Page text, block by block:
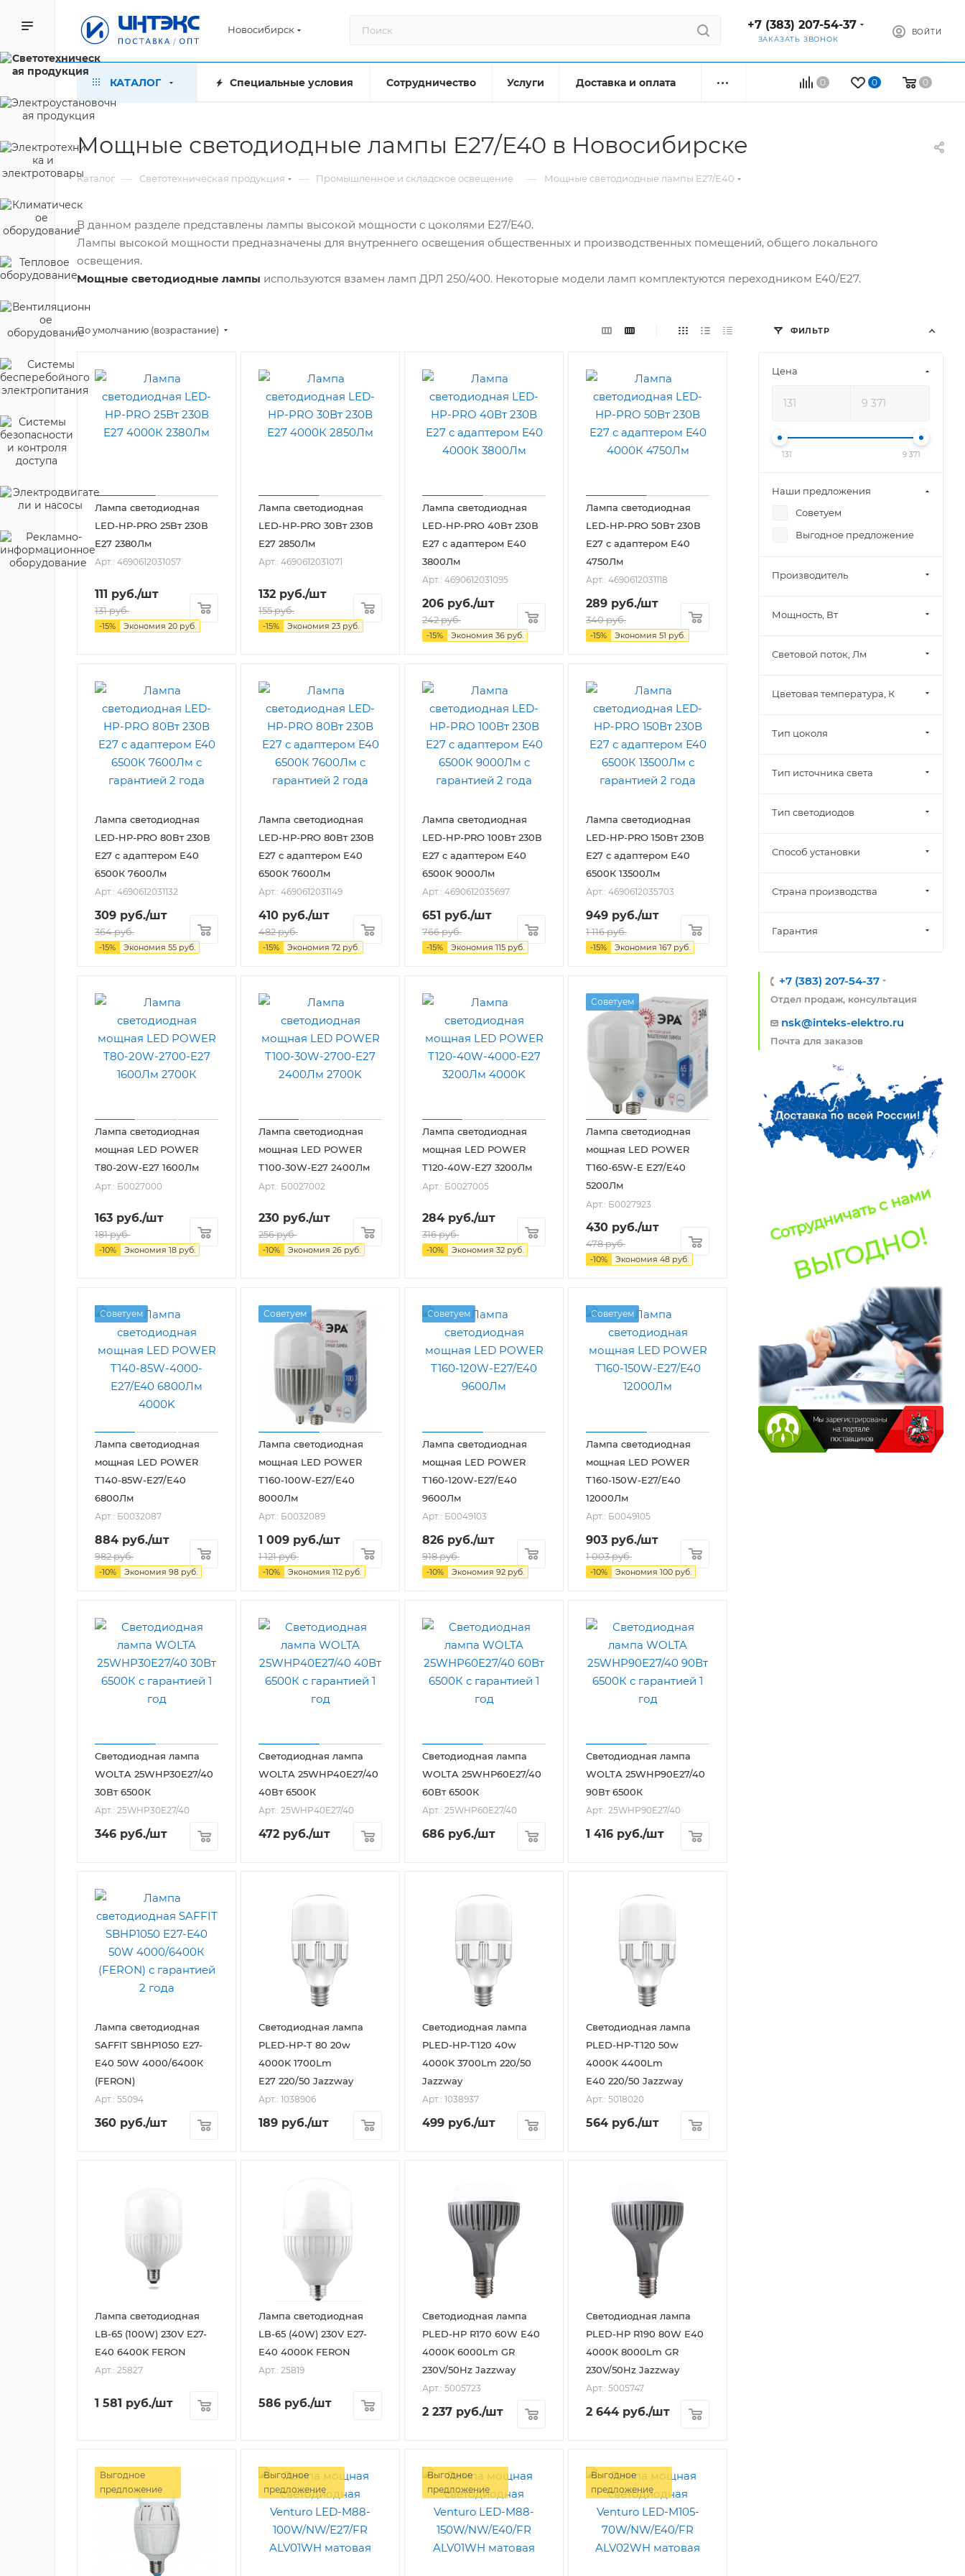
Новосибирск +7 (383) 207-54-37
ЗАКАЗАТЬ ЗВОНОК
ВОЙТИ
0 0 0
КАТАЛОГ Специальные условия Сотрудничество Услуги Доставка и оплата
Мощные светодиодные лампы E27/E40 в Новосибирске
Каталог — Светотехническая продукция — Промышленное и складское освещение — Мощные светодиодные лампы E27/E40
В данном разделе представлены лампы высокой мощности с цоколями E27/E40.
Лампы высокой мощности предназначены для внутреннего освещения общественных и производственных помещений, общего локального
освещения.
Мощные светодиодные лампы используются взамен ламп ДРЛ 250/400. Некоторые модели ламп комплектуются переходником E40/E27.
По умолчанию (возрастание)
Лампа светодиодная
LED-HP-PRO 25Вт 230В
E27 2380Лм
Арт.: 4690612031057
111 руб./шт
131руб.
-15% Экономия 20 руб.
Лампа светодиодная
LED-HP-PRO 30Вт 230В
Е27 2850Лм
Арт.: 4690612031071
132 руб./шт
155руб.
-15% Экономия 23 руб.
Лампа светодиодная
LED-HP-PRO 40Вт 230В
Е27 с адаптером E40
3800Лм
Арт.: 4690612031095
206 руб./шт
242руб.
-15% Экономия 36 руб.
Лампа светодиодная
LED-HP-PRO 50Вт 230В
Е27 с адаптером E40
4750Лм
Арт.: 4690612031118
289 руб./шт
340руб.
-15% Экономия 51 руб.
Лампа светодиодная
LED-HP-PRO 80Вт 230В
E27 с адаптером Е40
6500К 7600Лм
Арт.: 4690612031132
309 руб./шт
364руб.
-15% Экономия 55 руб.
Лампа светодиодная
LED-HP-PRO 80Вт 230В
E27 с адаптером Е40
6500К 7600Лм
Арт.: 4690612031149
410 руб./шт
482руб.
-15% Экономия 72 руб.
Лампа светодиодная
LED-HP-PRO 100Вт 230В
E27 с адаптером Е40
6500К 9000Лм
Арт.: 4690612035697
651 руб./шт
766руб.
-15% Экономия 115 руб.
Лампа светодиодная
LED-HP-PRO 150Вт 230В
E27 с адаптером Е40
6500К 13500Лм
Арт.: 4690612035703
949 руб./шт
1 116руб.
-15% Экономия 167 руб.
Лампа светодиодная
мощная LED POWER
T80-20W-E27 1600Лм
Арт.: Б0027000
163 руб./шт
181руб.
-10% Экономия 18 руб.
Лампа светодиодная
мощная LED POWER
T100-30W-E27 2400Лм
Арт.: Б0027002
230 руб./шт
256руб.
-10% Экономия 26 руб.
Лампа светодиодная
мощная LED POWER
T120-40W-E27 3200Лм
Арт.: Б0027005
284 руб./шт
316руб.
-10% Экономия 32 руб.
Советуем
Лампа светодиодная
мощная LED POWER
T160-65W-E E27/E40
5200Лм
Арт.: Б0027923
430 руб./шт
478руб.
-10% Экономия 48 руб.
Советуем
Лампа светодиодная
мощная LED POWER
T140-85W-E27/E40
6800Лм
Арт.: Б0032087
884 руб./шт
982руб.
-10% Экономия 98 руб.
Советуем
Лампа светодиодная
мощная LED POWER
T160-100W-E27/E40
8000Лм
Арт.: Б0032089
1 009 руб./шт
1 121руб.
-10% Экономия 112 руб.
Советуем
Лампа светодиодная
мощная LED POWER
T160-120W-E27/E40
9600Лм
Арт.: Б0049103
826 руб./шт
918руб.
-10% Экономия 92 руб.
Советуем
Лампа светодиодная
мощная LED POWER
T160-150W-E27/E40
12000Лм
Арт.: Б0049105
903 руб./шт
1 003руб.
-10% Экономия 100 руб.
Светодиодная лампа
WOLTA 25WHP30E27/40
30Вт 6500К
Арт.: 25WHP30E27/40
346 руб./шт
Светодиодная лампа
WOLTA 25WHP40E27/40
40Вт 6500К
Арт.: 25WHP40E27/40
472 руб./шт
Светодиодная лампа
WOLTA 25WHP60E27/40
60Вт 6500К
Арт.: 25WHP60E27/40
686 руб./шт
Светодиодная лампа
WOLTA 25WHP90E27/40
90Вт 6500К
Арт.: 25WHP90E27/40
1 416 руб./шт
Лампа светодиодная
SAFFIT SBHP1050 E27-
E40 50W 4000/6400К
(FERON)
Арт.: 55094
360 руб./шт
Светодиодная лампа
PLED-HP-T 80 20w
4000K 1700Lm
E27 220/50 Jazzway
Арт.: 1038906
189 руб./шт
Светодиодная лампа
PLED-HP-T120 40w
4000K 3700Lm 220/50
Jazzway
Арт.: 1038937
499 руб./шт
Светодиодная лампа
PLED-HP-T120 50w
4000K 4400Lm
E40 220/50 Jazzway
Арт.: 5018020
564 руб./шт
Лампа светодиодная
LB-65 (100W) 230V E27-
E40 6400K FERON
Арт.: 25827
1 581 руб./шт
Лампа светодиодная
LB-65 (40W) 230V E27-
E40 4000K FERON
Арт.: 25819
586 руб./шт
Светодиодная лампа
PLED-HP R170 60W E40
4000K 6000Lm GR
230V/50Hz Jazzway
Арт.: 5005723
2 237 руб./шт
Светодиодная лампа
PLED-HP R190 80W E40
4000K 8000Lm GR
230V/50Hz Jazzway
Арт.: 5005747
2 644 руб./шт
Выгодное
предложение
Выгодное
предложение
Выгодное
предложение
Выгодное
предложение
ФИЛЬТР
Цена
131 9 371
Наши предложения
Советуем
Выгодное предложение
Производитель
Мощность, Вт
Световой поток, Лм
Цветовая температура, К
Тип цоколя
Тип источника света
Тип светодиодов
Способ установки
Страна производства
Гарантия
+7 (383) 207-54-37
Отдел продаж, консультация
nsk@inteks-elektro.ru
Почта для заказов